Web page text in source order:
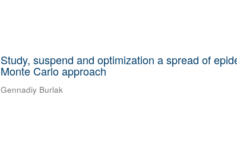
Study, suspend and optimization a spread of
Monte Carlo approach
Gennadiy Burlak